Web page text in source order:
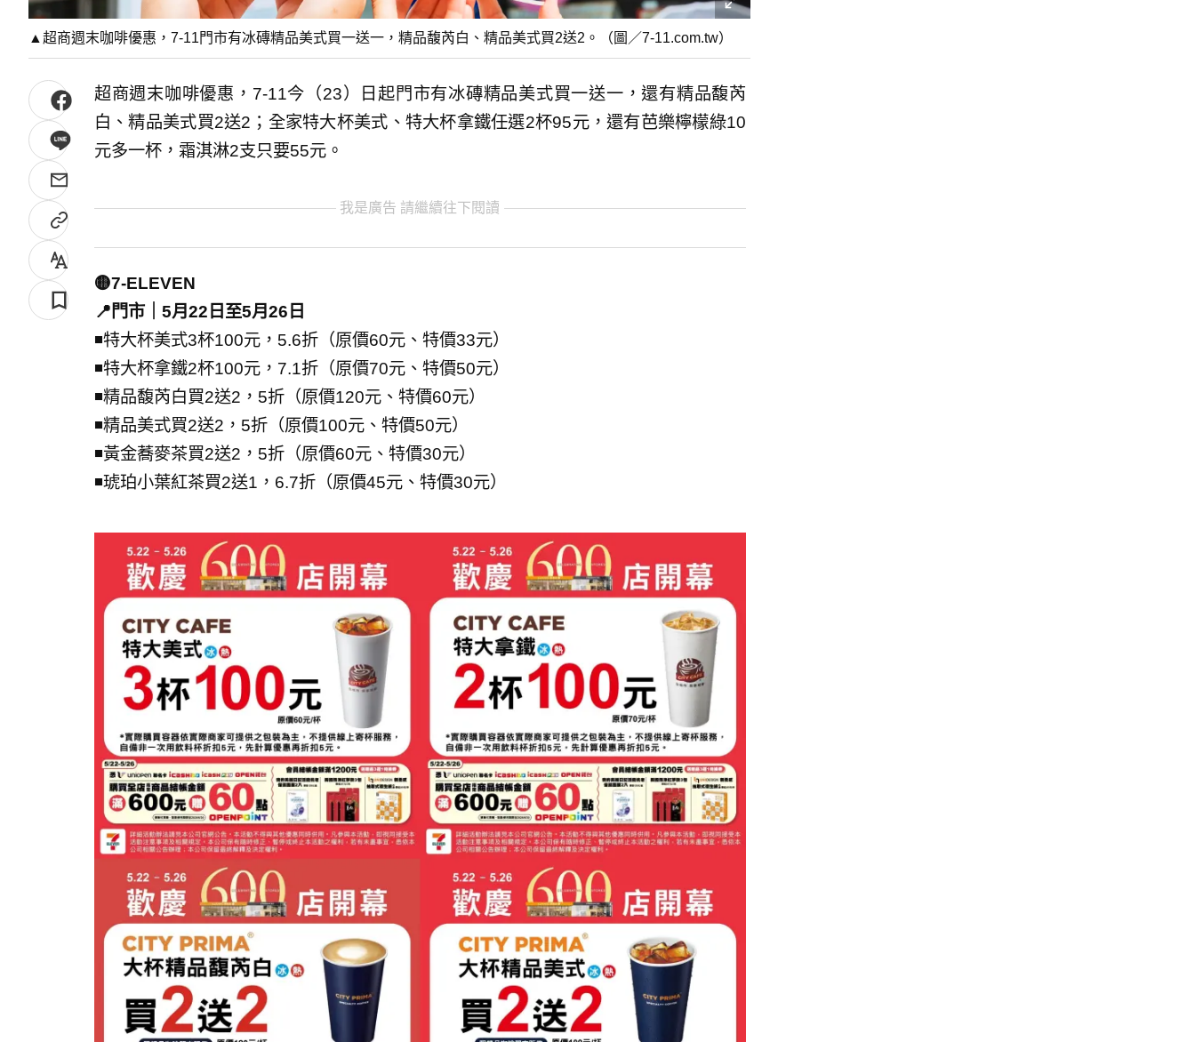
▲超商週末咖啡優惠，7-11門市有冰磚精品美式買一送一，精品馥芮白、精品美式買2送2。（圖／7-11.com.tw）
超商週末咖啡優惠，7-11今（23）日起門市有冰磚精品美式買一送一，還有精品馥芮
白、精品美式買2送2；全家特大杯美式、特大杯拿鐵任選2杯95元，還有芭樂檸檬綠10
元多一杯，霜淇淋2支只要55元。
我是廣告 請繼續往下閱讀
🟡7-ELEVEN
📍門市｜5月22日至5月26日
◾特大杯美式3杯100元，5.6折（原價60元、特價33元）
◾特大杯拿鐵2杯100元，7.1折（原價70元、特價50元）
◾精品馥芮白買2送2，5折（原價120元、特價60元）
◾精品美式買2送2，5折（原價100元、特價50元）
◾黃金蕎麥茶買2送2，5折（原價60元、特價30元）
◾琥珀小葉紅茶買2送1，6.7折（原價45元、特價30元）